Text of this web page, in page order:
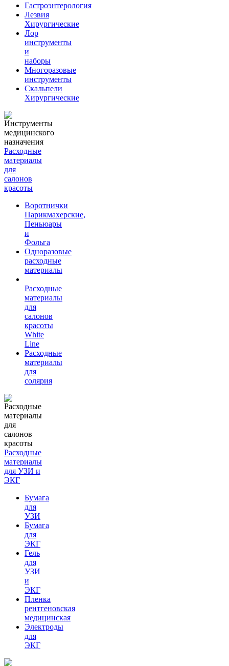
Гастроэнтерология
Лезвия
Хирургические
Лор
инструменты
и
наборы
Многоразовые
инструменты
Скальпели
Хирургические
Расходные
материалы
для
салонов
красоты
Воротнички
Парикмахерские,
Пеньюары
и
Фольга
Одноразовые
расходные
материалы
Расходные
материалы
для
салонов
красоты
White
Line
Расходные
материалы
для
солярия
Расходные
материалы
для УЗИ и
ЭКГ
Бумага
для
УЗИ
Бумага
для
ЭКГ
Гель
для
УЗИ
и
ЭКГ
Пленка
рентгеновская
медицинская
Электроды
для
ЭКГ